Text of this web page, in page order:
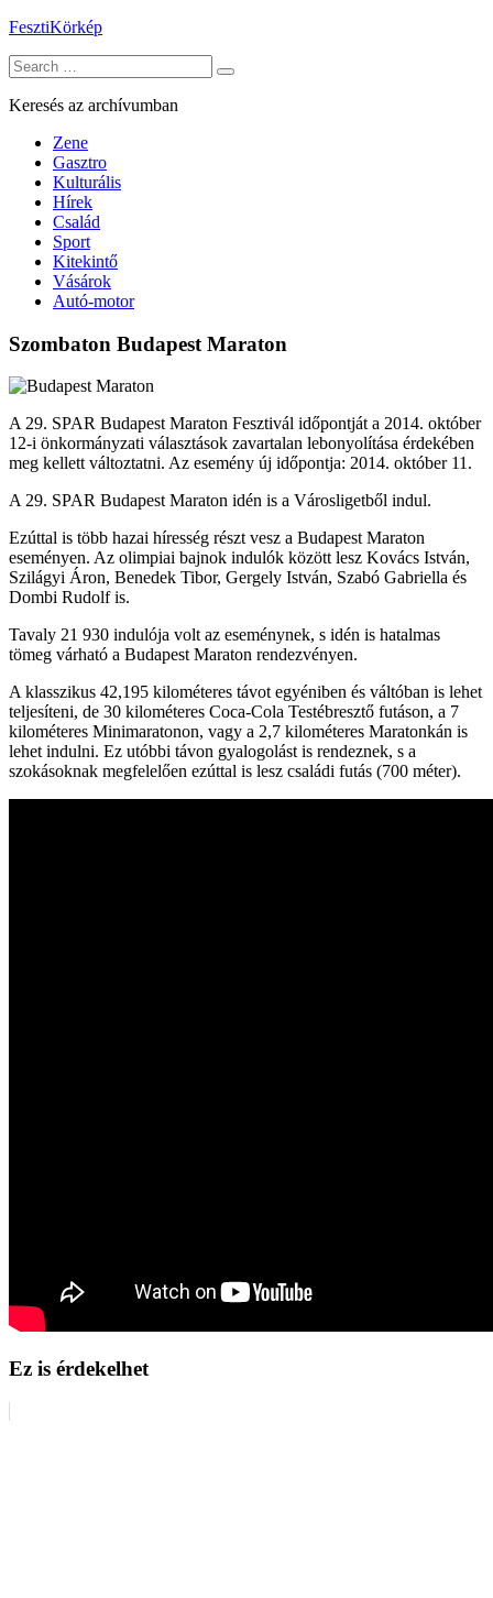
Skip
content
FesztiKörkép
Search
for:
Keresés az archívumban
Zene
Gasztro
Kulturális
Hírek
Család
Sport
Kitekintő
Vásárok
Autó-motor
Szombaton Budapest Maraton
A 29. SPAR Budapest Maraton Fesztivál időpontját a 2014. október
12-i önkormányzati választások zavartalan lebonyolítása érdekében
meg kellett változtatni. Az esemény új időpontja: 2014. október 11.
A 29. SPAR Budapest Maraton idén is a Városligetből indul.
Ezúttal is több hazai híresség részt vesz a Budapest Maraton
eseményen. Az olimpiai bajnok indulók között lesz Kovács István,
Szilágyi Áron, Benedek Tibor, Gergely István, Szabó Gabriella és
Dombi Rudolf is.
Tavaly 21 930 indulója volt az eseménynek, s idén is hatalmas
tömeg várható a Budapest Maraton rendezvényen.
A klasszikus 42,195 kilométeres távot egyéniben és váltóban is lehet
teljesíteni, de 30 kilométeres Coca-Cola Testébresztő futáson, a 7
kilométeres Minimaratonon, vagy a 2,7 kilométeres Maratonkán is
lehet indulni. Ez utóbbi távon gyalogolást is rendeznek, s a
szokásoknak megfelelően ezúttal is lesz családi futás (700 méter).
Ez is érdekelhet